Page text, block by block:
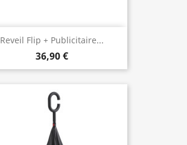
Reveil Flip + Publicitaire...
36,90 €